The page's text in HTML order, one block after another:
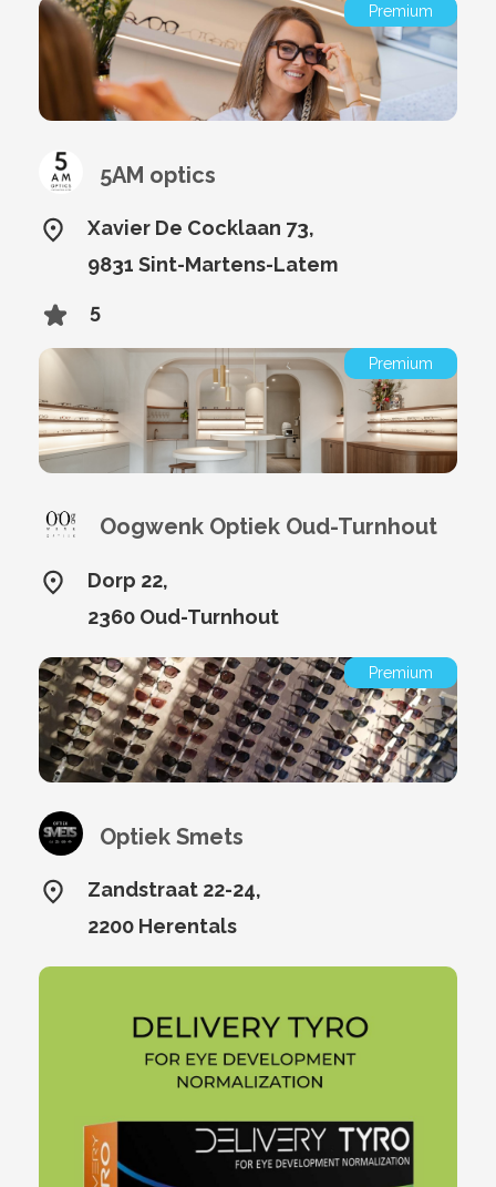
Premium
5AM optics
Xavier De Cocklaan 73,
9831 Sint-Martens-Latem
5
Premium
Oogwenk Optiek Oud-Turnhout
Dorp 22,
2360 Oud-Turnhout
Premium
Optiek Smets
Zandstraat 22-24,
2200 Herentals